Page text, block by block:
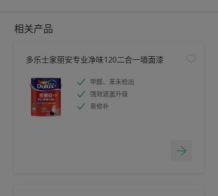
相关产品
多乐士家丽安专业净味120二合一墙面漆
甲醛、苯未检出
强效遮盖升级
易修补